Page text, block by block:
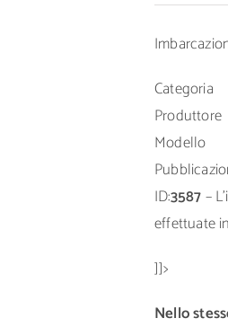
Categoria
Produttore
Modello
ID:3587–
effettuate
]]>
Nello